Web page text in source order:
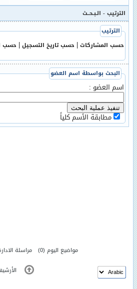
الترتيب- الـبـحــث
الترتيب
حسب المشاركات| حسب تاريخ التسجيل| حسب
البحث بواسطة اسم العضو
اسم العضو :
مطابقة الأسم كلياً
مراسلة مواضيع اليوم (0)